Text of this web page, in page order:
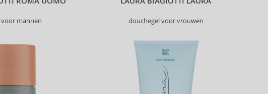
mannen douchegel voor vrouwen